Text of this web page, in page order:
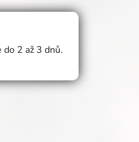
do 2 až 3 dnů.